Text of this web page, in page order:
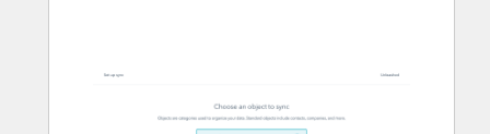
flèches